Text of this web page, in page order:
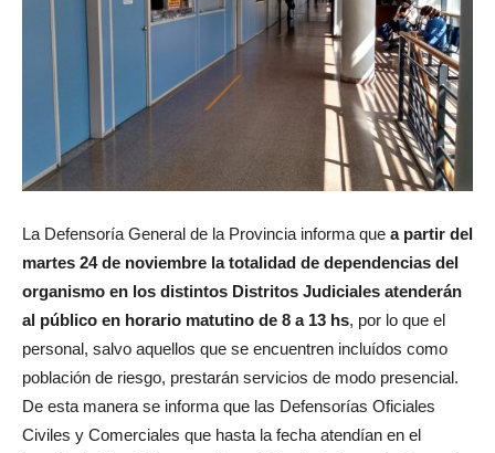
La Defensoría General de la Provincia informa que a partir del
martes 24 de noviembre la totalidad de dependencias del
organismo en los distintos Distritos Judiciales atenderán
al público en horario matutino de 8 a 13 hs, por lo que el
personal, salvo aquellos que se encuentren incluídos como
población de riesgo, prestarán servicios de modo presencial.
De esta manera se informa que las Defensorías Oficiales
Civiles y Comerciales que hasta la fecha atendían en el